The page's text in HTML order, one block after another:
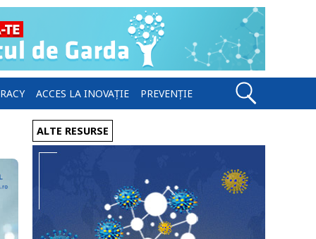
ACCES LA INOVAȚIE PREVENȚIE
ALTE RESURSE